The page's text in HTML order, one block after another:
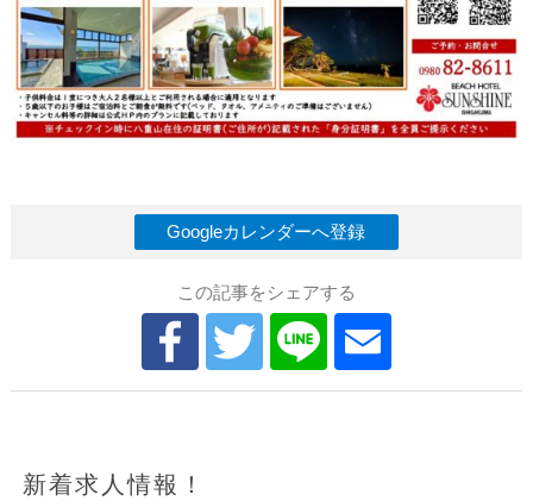
Googleカレンダーへ登録
この記事をシェアする
新着求人情報！